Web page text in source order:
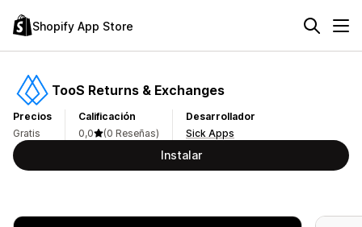
Shopify App Store
TooS Returns & Exchanges
Precios
Gratis
Calificación
0,0
(0 Reseñas)
Desarrollador
Sick Apps
Instalar